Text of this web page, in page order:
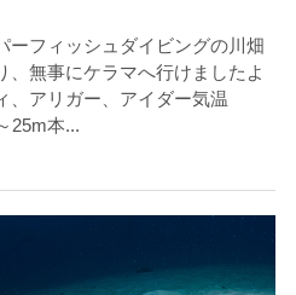
ーフィッシュダイビングの川畑
、無事にケラマへ行けましたよ
、アリガー、アイダー気温
本...